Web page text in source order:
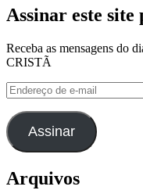
Assinar este
Receba as mensagens do
CRISTÃ
Endereço
de
e-
mail
Assinar
Arquivos